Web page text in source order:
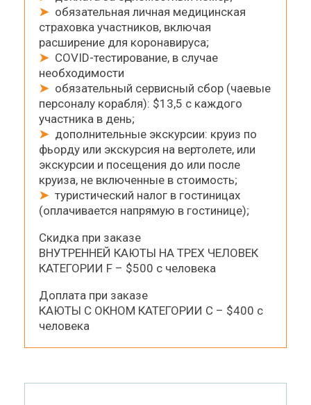
➤обязательная личная медицинская
страховка участников, включая
расширение для коронавируса;
➤COVID-тестирование, в случае
необходимости
➤обязательный сервисный сбор (чаевые
персоналу корабля): $13,5 с каждого
участника в день;
➤дополнительные экскурсии: круиз по
фьорду или экскурсия на вертолете, или
экскурсии и посещения до или после
круиза, не включенные в стоимость;
➤туристический налог в гостиницах
(оплачивается напрямую в гостинице);
Скидка при заказе
ВНУТРЕННЕЙ КАЮТЫ НА ТРЕХ ЧЕЛОВЕК
КАТЕГОРИИ F – $500 с человека
Доплата при заказе
КАЮТЫ С ОКНОМ КАТЕГОРИИ C – $400 с
человека